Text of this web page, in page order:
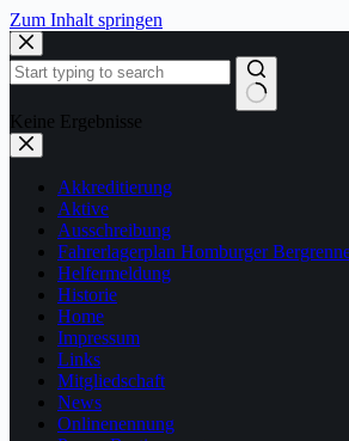
Zum Inhalt springen
Keine Ergebnisse
Akkreditierung
Aktive
Ausschreibung
Fahrerlagerplan Homburger
Helfermeldung
Historie
Home
Impressum
Links
Mitgliedschaft
News
Onlinenennung